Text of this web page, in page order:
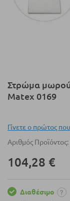
Μετάβαση
στην
συλλογής
Στρώμα
Matex 0169
Γίνετε ο πρώτος
Αριθμός Προϊόντος
104,28 €
Διαθέσιμο